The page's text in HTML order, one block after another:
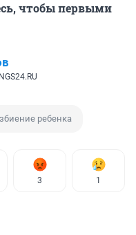
чтобы первыми
ребенка
3 1